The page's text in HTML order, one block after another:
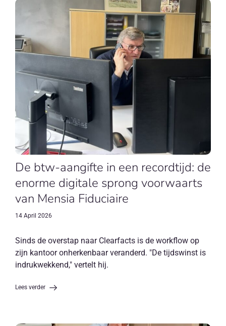
De btw-aangifte in een recordtijd: de
enorme digitale sprong voorwaarts
van Mensia Fiduciaire
14 April 2026
Sinds de overstap naar Clearfacts is de workflow op
zijn kantoor onherkenbaar veranderd. "De tijdswinst is
indrukwekkend," vertelt hij.
Lees verder